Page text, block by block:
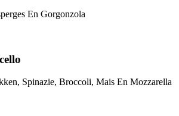
En Gorgonzola
Spinazie, Broccoli, Mais En Mozzarella